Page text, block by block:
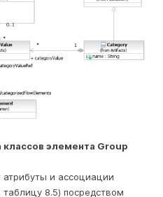
элемента Group
атрибуты и ассоциации
8.5) посредством